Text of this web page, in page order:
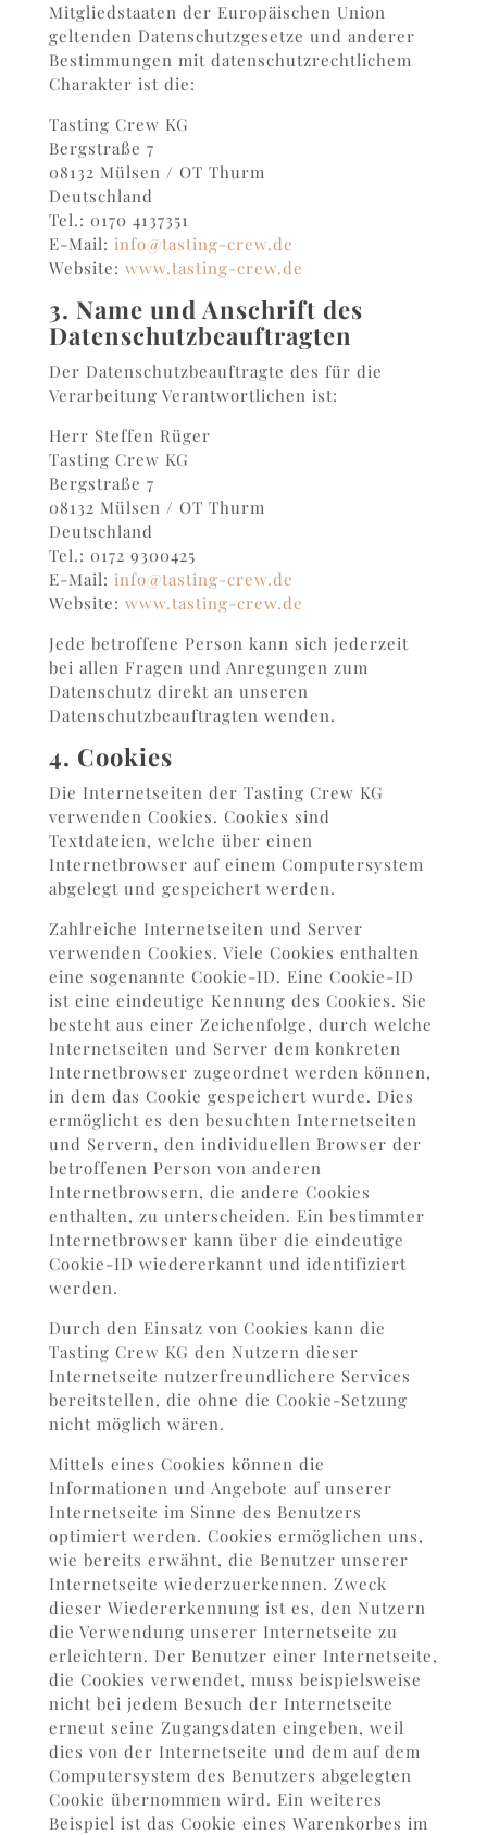
Mitgliedstaaten der Europäischen Union
geltenden Datenschutzgesetze und anderer
Bestimmungen mit datenschutzrechtlichem
Charakter ist die:
Tasting Crew KG
Bergstraße 7
08132 Mülsen / OT Thurm
Deutschland
Tel.: 0170 4137351
E-Mail: info@tasting-crew.de
Website: www.tasting-crew.de
3. Name und Anschrift des
Datenschutzbeauftragten
Der Datenschutzbeauftragte des für die
Verarbeitung Verantwortlichen ist:
Herr Steffen Rüger
Tasting Crew KG
Bergstraße 7
08132 Mülsen / OT Thurm
Deutschland
Tel.: 0172 9300425
E-Mail: info@tasting-crew.de
Website: www.tasting-crew.de
Jede betroffene Person kann sich jederzeit
bei allen Fragen und Anregungen zum
Datenschutz direkt an unseren
Datenschutzbeauftragten wenden.
4. Cookies
Die Internetseiten der Tasting Crew KG
verwenden Cookies. Cookies sind
Textdateien, welche über einen
Internetbrowser auf einem Computersystem
abgelegt und gespeichert werden.
Zahlreiche Internetseiten und Server
verwenden Cookies. Viele Cookies enthalten
eine sogenannte Cookie-ID. Eine Cookie-ID
ist eine eindeutige Kennung des Cookies. Sie
besteht aus einer Zeichenfolge, durch welche
Internetseiten und Server dem konkreten
Internetbrowser zugeordnet werden können,
in dem das Cookie gespeichert wurde. Dies
ermöglicht es den besuchten Internetseiten
und Servern, den individuellen Browser der
betroffenen Person von anderen
Internetbrowsern, die andere Cookies
enthalten, zu unterscheiden. Ein bestimmter
Internetbrowser kann über die eindeutige
Cookie-ID wiedererkannt und identifiziert
werden.
Durch den Einsatz von Cookies kann die
Tasting Crew KG den Nutzern dieser
Internetseite nutzerfreundlichere Services
bereitstellen, die ohne die Cookie-Setzung
nicht möglich wären.
Mittels eines Cookies können die
Informationen und Angebote auf unserer
Internetseite im Sinne des Benutzers
optimiert werden. Cookies ermöglichen uns,
wie bereits erwähnt, die Benutzer unserer
Internetseite wiederzuerkennen. Zweck
dieser Wiedererkennung ist es, den Nutzern
die Verwendung unserer Internetseite zu
erleichtern. Der Benutzer einer Internetseite,
die Cookies verwendet, muss beispielsweise
nicht bei jedem Besuch der Internetseite
erneut seine Zugangsdaten eingeben, weil
dies von der Internetseite und dem auf dem
Computersystem des Benutzers abgelegten
Cookie übernommen wird. Ein weiteres
Beispiel ist das Cookie eines Warenkorbes im